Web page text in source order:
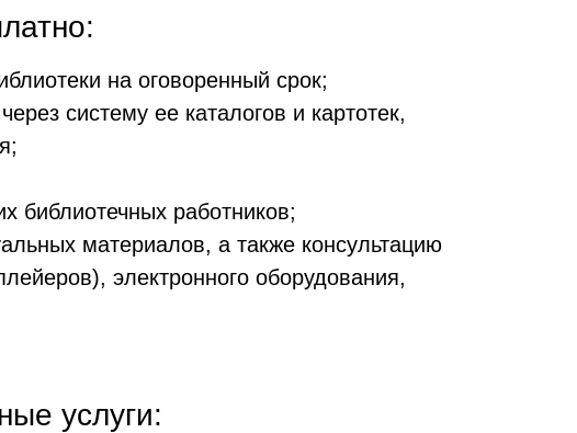
на оговоренный срок;
систему ее каталогов и картотек,
библиотечных работников;
материалов, а также консультацию
электронного оборудования,
услуги: